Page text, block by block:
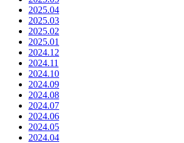
2025.04
2025.03
2025.02
2025.01
2024.12
2024.11
2024.10
2024.09
2024.08
2024.07
2024.06
2024.05
2024.04